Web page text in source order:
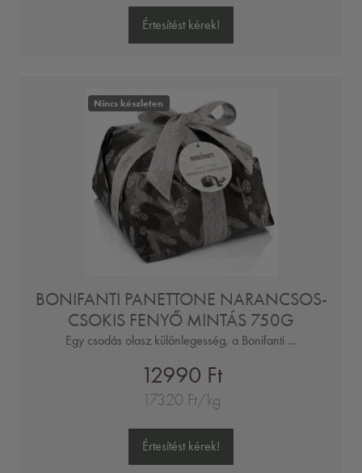
Értesítést kérek!
Nincs készleten
BONIFANTI PANETTONE NARANCSOS-
CSOKIS FENYŐ MINTÁS 750G
Egy csodás olasz különlegesség, a Bonifanti ...
12990 Ft
17320 Ft/kg
Értesítést kérek!